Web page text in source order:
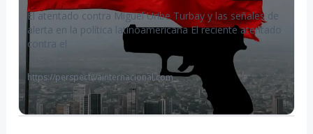
El atentado contra Miguel Uribe Turbay y las señales de
alerta en la política latinoamericana El reciente atentado
contra el
https://perspectivainternacional.com